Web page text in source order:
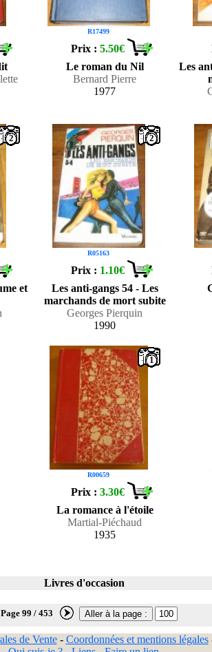
R17499
Prix :5.50€
Le roman du Nil
Bernard Pierre
1977
Les
2
et
R05163
2
Prix : 1.10€
Les anti-gangs 54 - Les
marchands de mort subite
Georges Pierquin
1990
R00659
1
Prix :3.30€
La romance à l'étoile
Martial-Piéchaud
1935
Livres d'occasion
Page 99 / 453
de Vente- Coordonnées et mentions légales